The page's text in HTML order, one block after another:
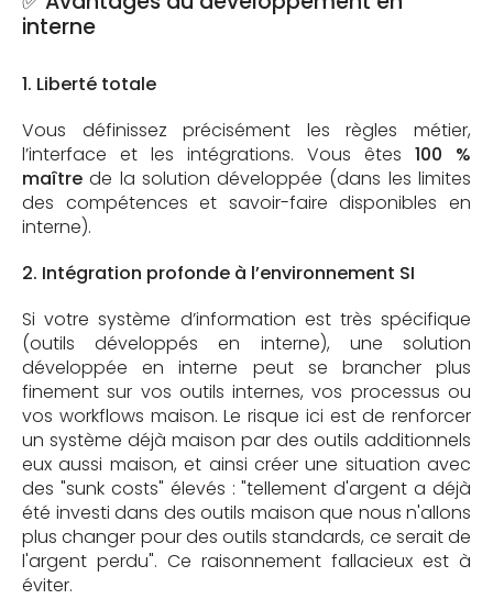
interne
1. Liberté totale
Vous définissez précisément les règles métier,
l’interface et les intégrations. Vous êtes 100 %
maître de la solution développée (dans les limites
des compétences et savoir-faire disponibles en
interne).
2. Intégration profonde à l’environnement SI
Si votre système d’information est très spécifique
(outils développés en interne), une solution
développée en interne peut se brancher plus
finement sur vos outils internes, vos processus ou
vos workflows maison. Le risque ici est de renforcer
un système déjà maison par des outils additionnels
eux aussi maison, et ainsi créer une situation avec
des "sunk costs" élevés : "tellement d'argent a déjà
été investi dans des outils maison que nous n'allons
plus changer pour des outils standards, ce serait de
l'argent perdu". Ce raisonnement fallacieux est à
éviter.